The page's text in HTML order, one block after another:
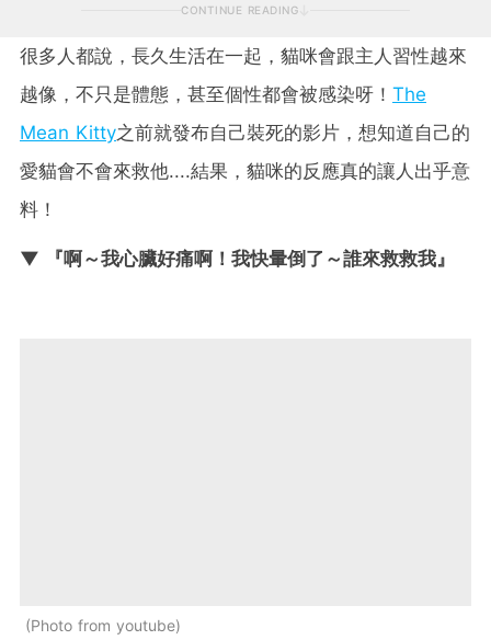
CONTINUE READING
很多人都說，長久生活在一起，貓咪會跟主人習性越來
越像，不只是體態，甚至個性都會被感染呀！ The
Mean Kitty之前就發布自己裝死的影片，想知道自己的
愛貓會不會來救他....結果，貓咪的反應真的讓人出乎意
料！
▼ 『啊～我心臟好痛啊！我快暈倒了～誰來救救我』
Photo from youtube